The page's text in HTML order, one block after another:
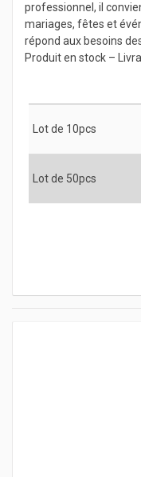
professionnel, il
mariages, fêtes et
répond aux besoins
Produit en stock –
Lot de 10pcs
Lot de 50pcs